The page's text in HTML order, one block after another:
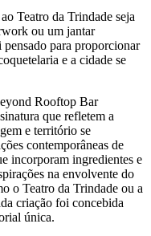
Teatro da Trindade seja
ou um jantar
para proporcionar
e a cidade se
Rooftop Bar
que refletem a
e território se
contemporâneas de
incorporam ingredientes e
na envolvente do
o Teatro da Trindade ou a
criação foi concebida
única.